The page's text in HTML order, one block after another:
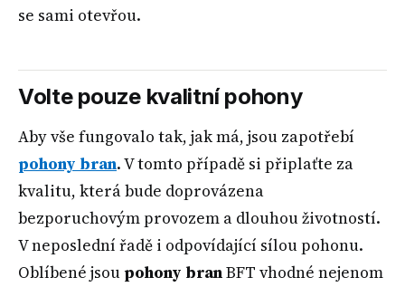
se sami otevřou.
Volte pouze kvalitní pohony
Aby vše fungovalo tak, jak má, jsou zapotřebí
pohony bran. V tomto případě si připlaťte za
kvalitu, která bude doprovázena
bezporuchovým provozem a dlouhou životností.
V neposlední řadě i odpovídající sílou pohonu.
Oblíbené jsoupohony branBFT vhodné nejenom